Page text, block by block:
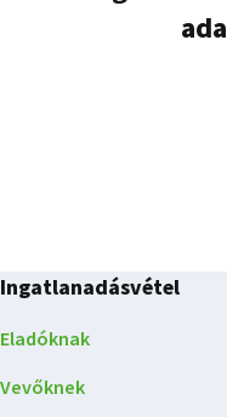
Ingatlanadásvétel
Eladóknak
Vevőknek